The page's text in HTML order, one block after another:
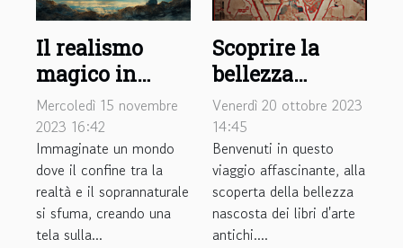
Il realismo
magico in
letteratura:
una guida
introduttiva
Mercoledì 15 novembre
2023 16:42
Immaginate un mondo
dove il confine tra la
realtà e il soprannaturale
si sfuma, creando una
tela sulla...
Scoprire la
bellezza
nascosta di
libri d'arte
antichi
Venerdì 20 ottobre 2023
14:45
Benvenuti in questo
viaggio affascinante, alla
scoperta della bellezza
nascosta dei libri d'arte
antichi....